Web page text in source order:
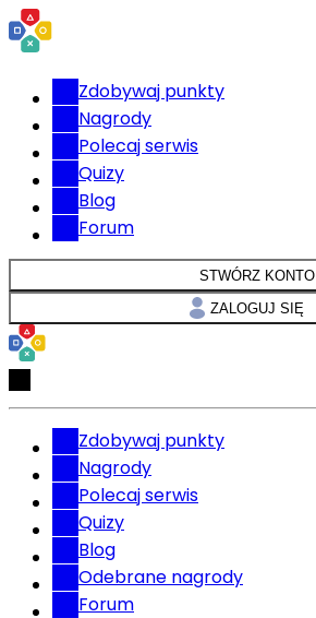
Zdobywaj punkty
Nagrody
Polecaj serwis
Quizy
Blog
Forum
STWÓRZ KONTO
ZALOGUJ SIĘ
Zdobywaj punkty
Nagrody
Polecaj serwis
Quizy
Blog
Odebrane nagrody
Forum